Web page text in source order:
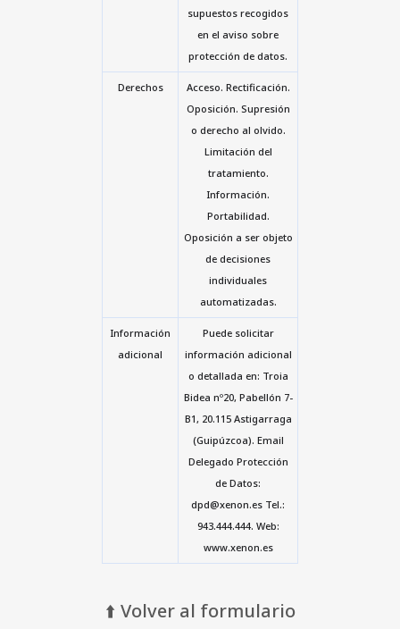
supuestos recogidos
en el aviso sobre
protección de datos.
Derechos
Acceso. Rectificación.
Oposición. Supresión
o derecho al olvido.
Limitación del
tratamiento.
Información.
Portabilidad.
Oposición a ser objeto
de decisiones
individuales
automatizadas.
Información
adicional
Puede solicitar
información adicional
o detallada en: Troia
Bidea nº20, Pabellón 7-
B1, 20.115 Astigarraga
(Guipúzcoa). Email
Delegado Protección
de Datos:
dpd@xenon.es Tel.:
943.444.444. Web:
www.xenon.es
⬆️ Volver al formulario